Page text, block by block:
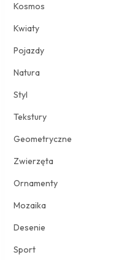
Kosmos
Kwiaty
Pojazdy
Natura
Styl
Tekstury
Geometryczne
Zwierzęta
Ornamenty
Mozaika
Desenie
Sport